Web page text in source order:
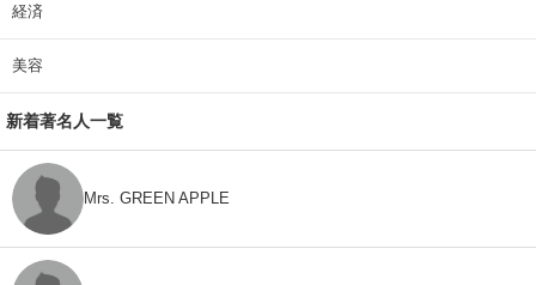
経済
美容
新着著名人一覧
Mrs. GREEN APPLE